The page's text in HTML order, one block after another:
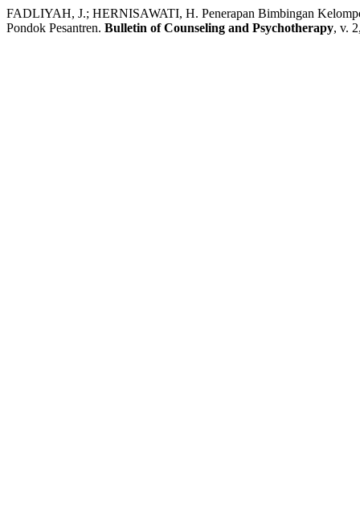
FADLIYAH, J.; HERNISAWATI, H. Penerapan Bimbingan
Pondok Pesantren. Bulletin of Counseling and Psychotherapy, v.